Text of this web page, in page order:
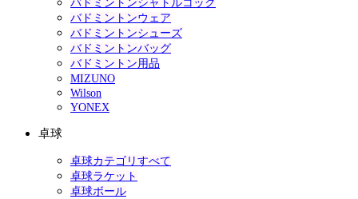
バドミントンシャトルコック
バドミントンウェア
バドミントンシューズ
バドミントンバッグ
バドミントン用品
MIZUNO
Wilson
YONEX
卓球
卓球カテゴリすべて
卓球ラケット
卓球ボール